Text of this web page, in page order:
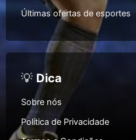
Últimas ofertas de esportes
💡 Dica
Sobre nós
Política de Privacidade